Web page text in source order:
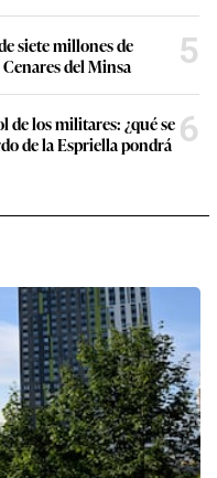
siete millones de
del Minsa
5
de los militares: ¿qué se
de la Espriella pondrá 6